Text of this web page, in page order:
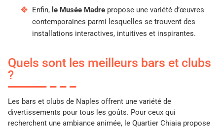
Enfin, le Musée Madre propose une variété d’œuvres
contemporaines parmi lesquelles se trouvent des
installations interactives, intuitives et inspirantes.
Quels sont les meilleurs bars et clubs
?
Les bars et clubs de Naples offrent une variété de
divertissements pour tous les goûts. Pour ceux qui
recherchent une ambiance animée, le Quartier Chiaia propose